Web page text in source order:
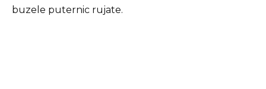
buzele puternic rujate.